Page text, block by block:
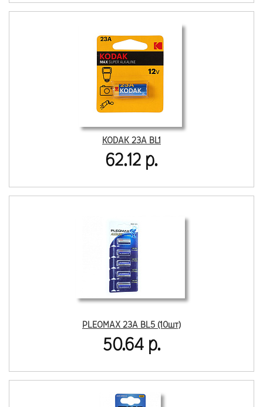
KODAK 23A BL1
62.12 р.
PLEOMAX 23A BL5 (10шт)
50.64 р.